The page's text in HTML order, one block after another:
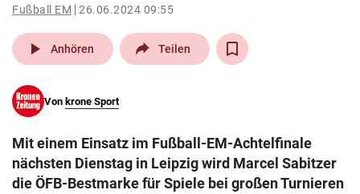
pin_drop
Wien arrow_right
search
eingeben
Fußball EM 26.06.2024 09:55
play_arrow Anhören Teilen
Von krone Sport
Mit einem Einsatz im Fußball-EM-Achtelfinale
nächsten Dienstag in Leipzig wird Marcel Sabitzer
die ÖFB-Bestmarke für Spiele bei großen Turnieren